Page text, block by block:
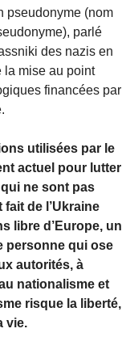
pseudonyme (nom
parlé
des nazis en
la mise au point
financées par
utilisées par le
actuel pour lutter
ne sont pas
fait de l’Ukraine
libre d’Europe, un
personne qui ose
autorités, à
nationalisme et
risque la liberté,
vie.